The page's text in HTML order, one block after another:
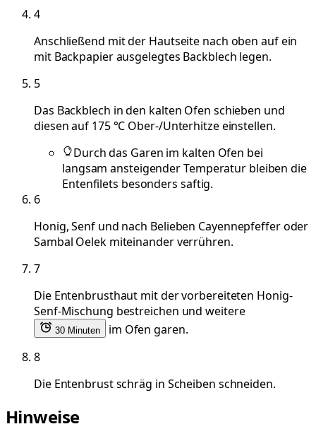
4
Anschließend mit der Hautseite nach oben auf ein
mit Backpapier ausgelegtes Backblech legen.
5
Das Backblech in den kalten Ofen schieben und
diesen auf 175 °C Ober-/Unterhitze einstellen.
Durch das Garen im kalten Ofen bei
langsam ansteigender Temperatur bleiben die
Entenfilets besonders saftig.
6
Honig, Senf und nach Belieben Cayennepfeffer oder
Sambal Oelek miteinander verrühren.
7
Die Entenbrusthaut mit der vorbereiteten Honig-
Senf-Mischung bestreichen und weitere
30 Minuten
im Ofen garen.
8
Die Entenbrust schräg in Scheiben schneiden.
Hinweise